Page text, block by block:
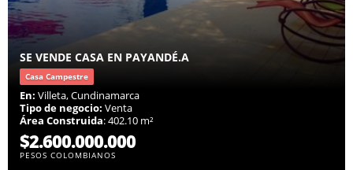
SE VENDE CASA EN PAYANDÉ.A
Casa Campestre
En: Villeta, Cundinamarca
Tipo de negocio: Venta
Área Construida: 402.10 m²
$2.600.000.000
PESOS COLOMBIANOS